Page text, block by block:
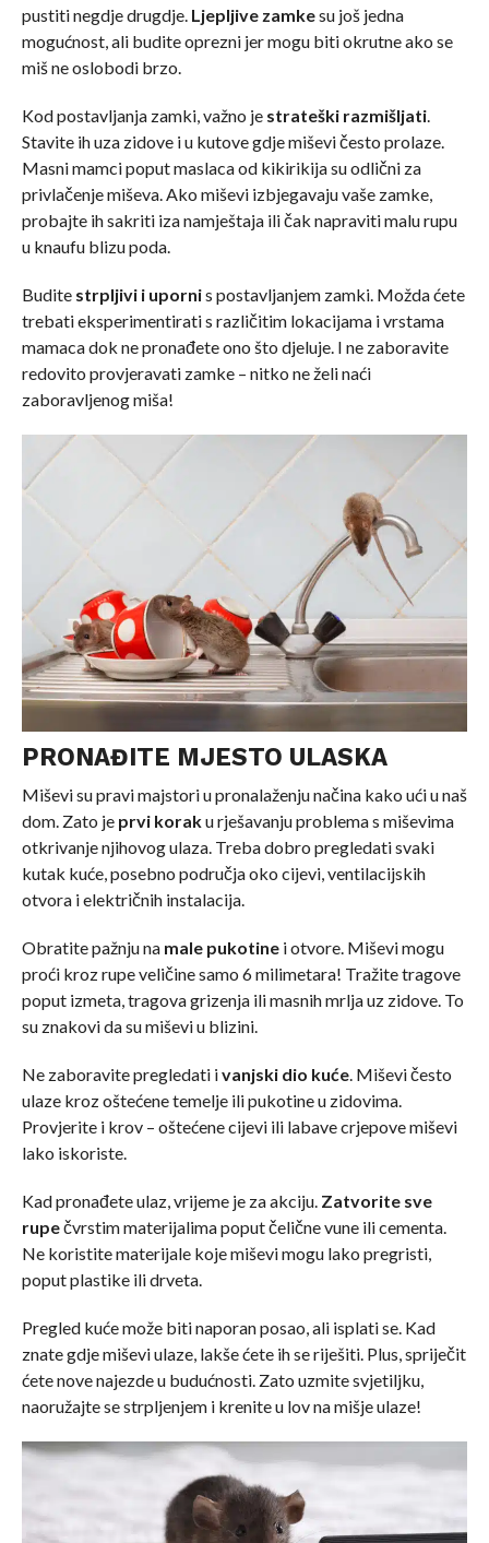
pustiti negdje drugdje. Ljepljive zamkesu još jedna
mogućnost, ali budite oprezni jer mogu biti okrutne ako se
miš ne oslobodi brzo.
Kod postavljanja zamki, važno je strateški razmišljati.
Stavite ih uza zidove i u kutove gdje miševi često prolaze.
Masni mamci poput maslaca od kikirikija su odlični za
privlačenje miševa. Ako miševi izbjegavaju vaše zamke,
probajte ih sakriti iza namještaja ili čak napraviti malu rupu
u knaufu blizu poda.
Budite strpljivi i upornis postavljanjem zamki. Možda ćete
trebati eksperimentirati s različitim lokacijama i vrstama
mamaca dok ne pronađete ono što djeluje. I ne zaboravite
redovito provjeravati zamke – nitko ne želi naći
zaboravljenog miša!
PRONAĐITE MJESTO ULASKA
Miševi su pravi majstori u pronalaženju načina kako ući u naš
dom. Zato je prvi koraku rješavanju problema s miševima
otkrivanje njihovog ulaza. Treba dobro pregledati svaki
kutak kuće, posebno područja oko cijevi, ventilacijskih
otvora i električnih instalacija.
Obratite pažnju na male pukotinei otvore. Miševi mogu
proći kroz rupe veličine samo 6 milimetara! Tražite tragove
poput izmeta, tragova grizenja ili masnih mrlja uz zidove. To
su znakovi da su miševi u blizini.
Ne zaboravite pregledati ivanjski dio kuće. Miševi često
ulaze kroz oštećene temelje ili pukotine u zidovima.
Provjerite i krov – oštećene cijevi ili labave crjepove miševi
lako iskoriste.
Kad pronađete ulaz, vrijeme je za akciju. Zatvorite sve
rupečvrstim materijalima poput čelične vune ili cementa.
Ne koristite materijale koje miševi mogu lako pregristi,
poput plastike ili drveta.
Pregled kuće može biti naporan posao, ali isplati se. Kad
znate gdje miševi ulaze, lakše ćete ih se riješiti. Plus, spriječit
ćete nove najezde u budućnosti. Zato uzmite svjetiljku,
naoružajte se strpljenjem i krenite u lov na mišje ulaze!